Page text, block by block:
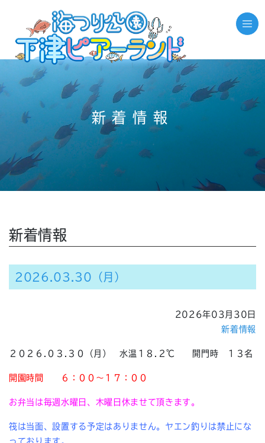
新着情報
新着情報
2026.03.30（月）
2026年03月30日
新着情報
２０２６.０３.３０（月） 水温１８.２℃ 開門時 １３名
開園時間 ６：００～１７：００
お弁当は毎週水曜日、木曜日休ませて頂きます。
筏は当面、設置する予定はありません。ヤエン釣りは禁止にな
っております。